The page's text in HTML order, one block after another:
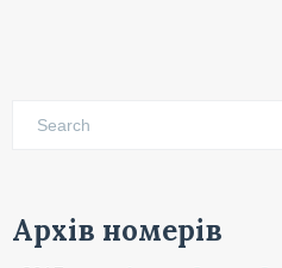
Архів номерів